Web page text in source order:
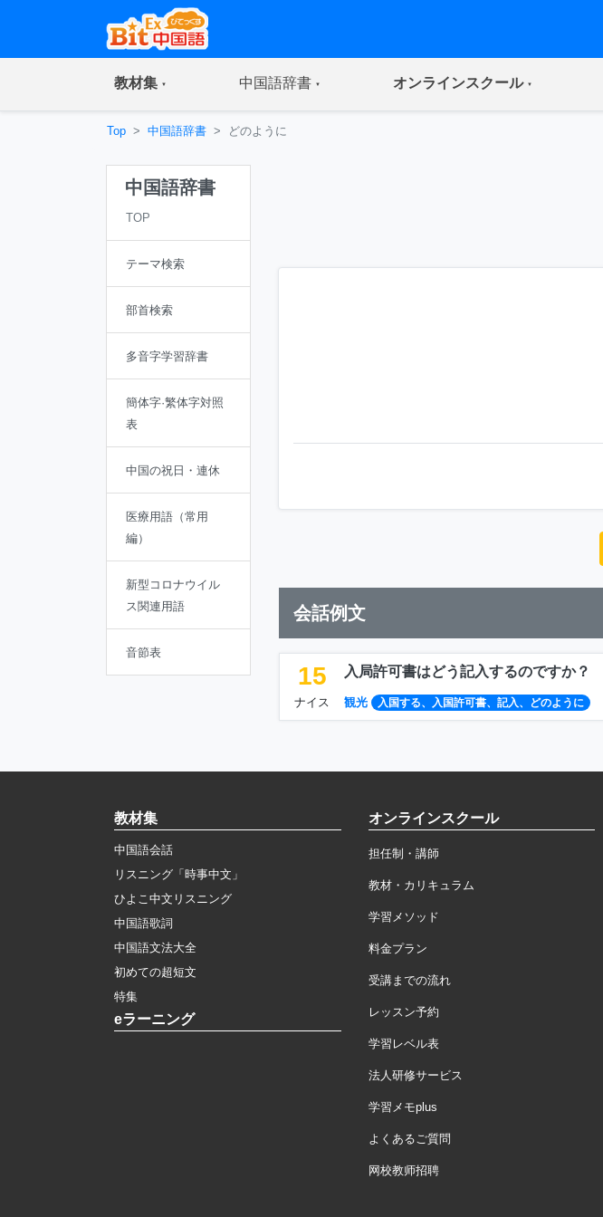
教材集(current) 中国語辞書(current) オンラインスクール(current)
Top 中国語辞書 どのように
中国語辞書
TOP
テーマ検索
部首検索
多音字学習辞書
簡体字·繁体字対照
表
中国の祝日・連休
医療用語（常用
編）
新型コロナウイル
ス関連用語
音節表
会話例文
15
ナイス
入局許可書はどう記入するのですか？
観光 入国する、入国許可書、記入、どのように
教材集
中国語会話
リスニング「時事中文」
ひよこ中文リスニング
中国語歌詞
中国語文法大全
初めての超短文
特集
eラーニング
オンラインスクール
担任制・講師
教材・カリキュラム
学習メソッド
料金プラン
受講までの流れ
レッスン予約
学習レベル表
法人研修サービス
学習メモplus
よくあるご質問
网校教师招聘